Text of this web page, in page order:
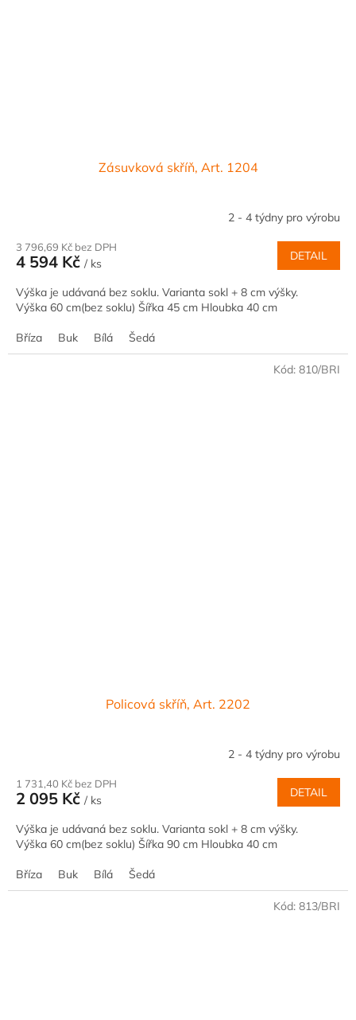
Zásuvková skříň, Art. 1204
2 - 4 týdny pro výrobu
3 796,69 Kč bez DPH
4 594 Kč / ks
DETAIL
Výška je udávaná bez soklu. Varianta sokl + 8 cm výšky.
Výška 60 cm(bez soklu) Šířka 45 cm Hloubka 40 cm
Bříza Buk Bílá Šedá
Policová skříň, Art. 2202
2 - 4 týdny pro výrobu
1 731,40 Kč bez DPH
2 095 Kč / ks
DETAIL
Výška je udávaná bez soklu. Varianta sokl + 8 cm výšky.
Výška 60 cm(bez soklu) Šířka 90 cm Hloubka 40 cm
Bříza Buk Bílá Šedá
Kód: 810/BRI
Kód: 813/BRI